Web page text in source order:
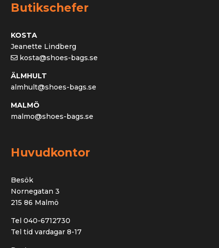
Butikschefer
KOSTA
Jeanette Lindberg
kosta@shoes-bags.se
ÄLMHULT
almhult@shoes-bags.se
MALMÖ
malmo@shoes-bags.se
Huvudkontor
Besök
Nornegatan 3
215 86 Malmö
Tel 040-6712730
Tel tid vardagar 8-17